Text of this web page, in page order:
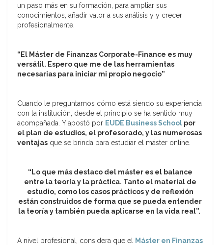
un paso más en su formación, para ampliar sus
conocimientos, añadir valor a sus análisis y y crecer
profesionalmente.
“El Máster de Finanzas Corporate-Finance es muy
versátil. Espero que me de las herramientas
necesarias para iniciar mi propio negocio”
Cuando le preguntamos cómo está siendo su experiencia
con la institución, desde el principio se ha sentido muy
acompañada. Y apostó por EUDE Business School por
el plan de estudios, el profesorado, y las numerosas
ventajas que se brinda para estudiar el máster online.
“Lo que más destaco del máster es el balance
entre la teoría y la práctica. Tanto el material de
estudio, como los casos prácticos y de reflexión
están construidos de forma que se pueda entender
la teoría y también pueda aplicarse en la vida real”.
A nivel profesional, considera que el Máster en Finanzas